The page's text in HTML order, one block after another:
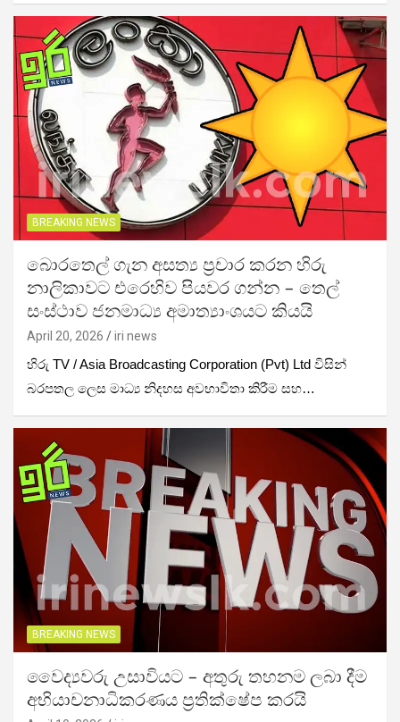
BREAKING NEWS
බොරතෙල් ගැන අසත්‍ය ප්‍රචාර කරන හිරු
නාලිකාවට එරෙහිව පියවර ගන්න – තෙල්
සංස්ථාව ජනමාධ්‍ය අමාත්‍යාංශයට කියයි
April 20, 2026 iri news
හිරු TV / Asia Broadcasting Corporation (Pvt) Ltd විසින්
බරපතල ලෙස මාධ්‍ය නිදහස අවභාවිතා කිරීම සහ…
BREAKING NEWS
වෛද්‍යවරු උසාවියට – අතුරු තහනම ලබා දීම
අභියාචනාධිකරණය ප්‍රතික්ෂේප කරයි